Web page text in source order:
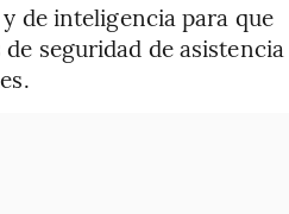
de inteligencia para que
seguridad de asistencia